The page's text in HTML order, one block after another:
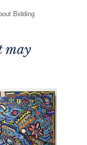
Bidding
may